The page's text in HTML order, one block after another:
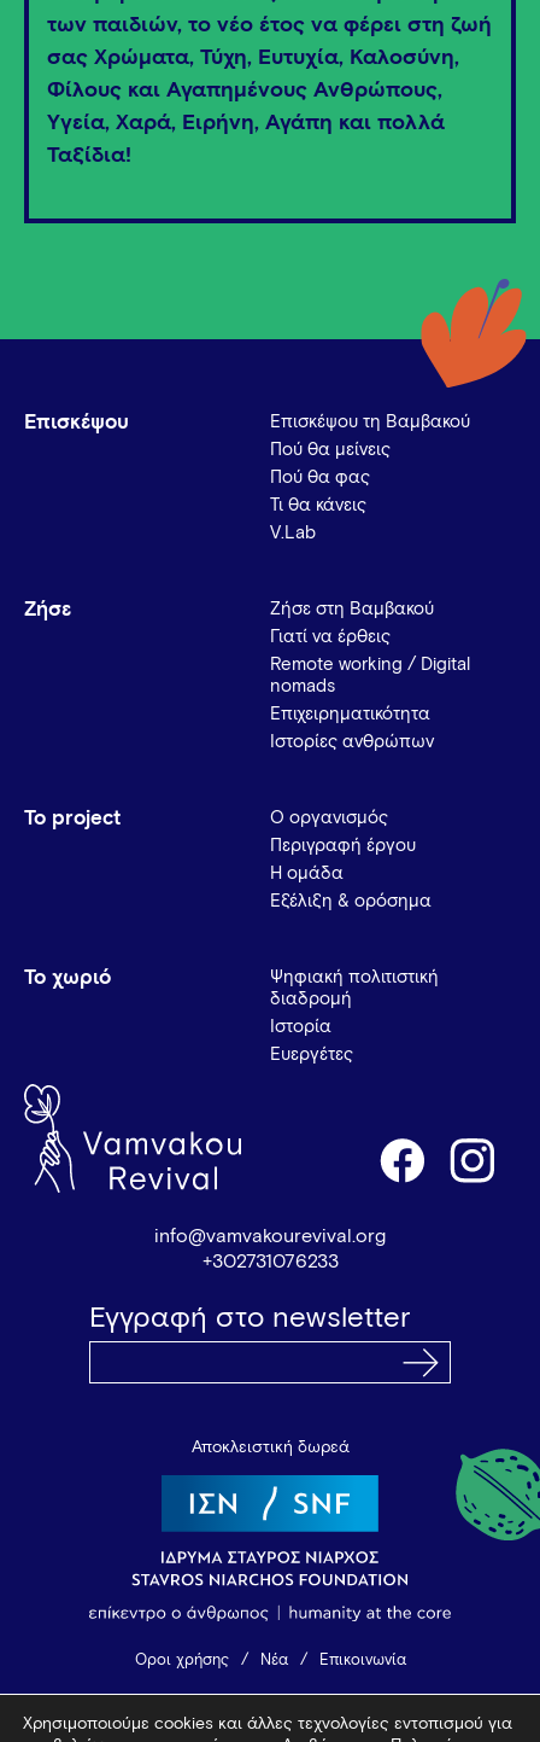
των παιδιών, το νέο έτος να φέρει στη ζωή
σας Χρώματα, Τύχη, Ευτυχία, Καλοσύνη,
Φίλους και Αγαπημένους Ανθρώπους,
Υγεία, Χαρά, Ειρήνη, Αγάπη και πολλά
Ταξίδια!
Επισκέψου
Επισκέψου τη Βαμβακού
Πού θα μείνεις
Πού θα φας
Τι θα κάνεις
V.Lab
Ζήσε
Ζήσε στη Βαμβακού
Γιατί να έρθεις
Remote working / Digital
nomads
Επιχειρηματικότητα
Ιστορίες ανθρώπων
Το project
Ο οργανισμός
Περιγραφή έργου
Η ομάδα
Εξέλιξη & ορόσημα
Το χωριό
Ψηφιακή πολιτιστική
διαδρομή
Ιστορία
Ευεργέτες
info@vamvakourevival.org
+302731076233
Εγγραφή στο newsletter
Αποκλειστική δωρεά
Όροι χρήσης Νέα Επικοινωνία
© 2026 Vamvakou Revival
Χρησιμοποιούμε cookies και άλλες τεχνολογίες εντοπισμού για